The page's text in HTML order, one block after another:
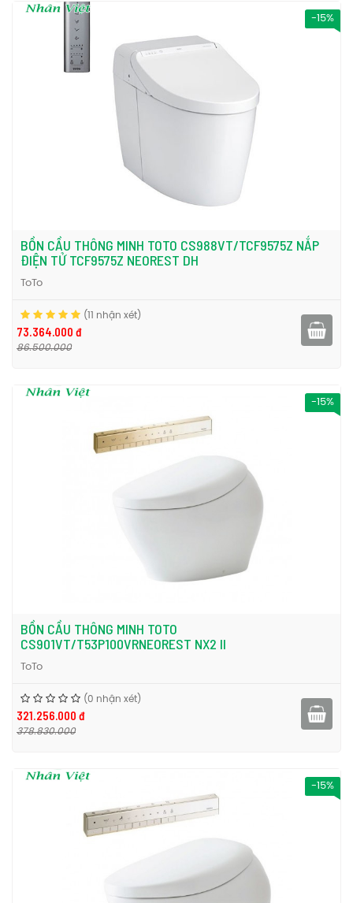
-15%
BỒN CẦU THÔNG MINH TOTO CS988VT/TCF9575Z NẮP
ĐIỆN TỬ TCF9575Z NEOREST DH
ToTo
(11 nhận xét)
73.364.000 đ
86.500.000
-15%
BỒN CẦU THÔNG MINH TOTO
CS901VT/T53P100VRNEOREST NX2 II
ToTo
(0 nhận xét)
321.256.000 đ
378.830.000
-15%